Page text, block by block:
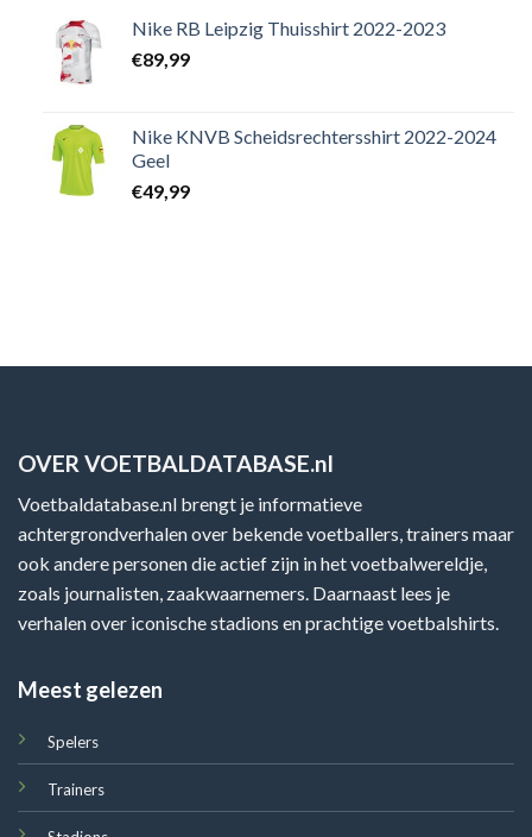
Nike RB Leipzig Thuisshirt 2022-2023
€89,99
Nike KNVB Scheidsrechtersshirt 2022-2024
Geel
€49,99
OVER VOETBALDATABASE.nl
Voetbaldatabase.nl brengt je informatieve
achtergrondverhalen over bekende voetballers, trainers maar
ook andere personen die actief zijn in het voetbalwereldje,
zoals journalisten, zaakwaarnemers. Daarnaast lees je
verhalen over iconische stadions en prachtige voetbalshirts.
Meest gelezen
Spelers
Trainers